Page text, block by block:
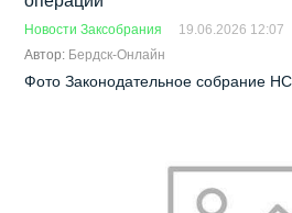
Новости Заксобрания
19.06.2026 12:07
Автор: Бердск-Онлайн
Фото Законодательное собрание